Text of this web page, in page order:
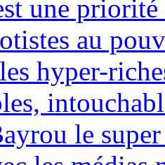
une
au
hyper-
le